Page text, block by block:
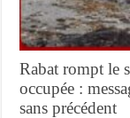
Rabat rompt le
occupée :
sans précédent